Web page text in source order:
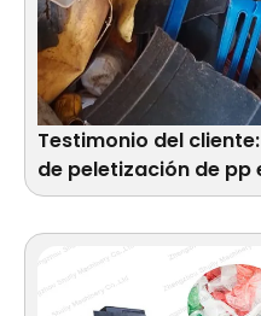
Testimonio del
de peletización de pp